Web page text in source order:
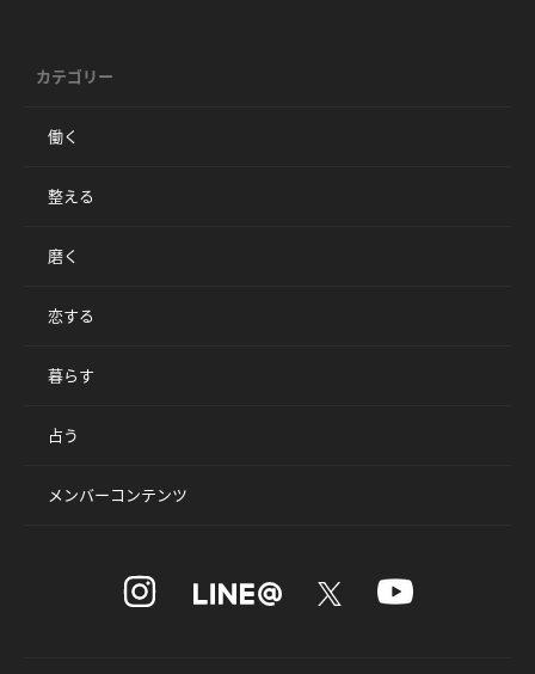
カテゴリー
働く
整える
磨く
恋する
暮らす
占う
メンバーコンテンツ